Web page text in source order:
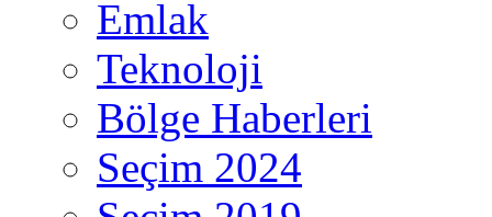
Emlak
Teknoloji
Bölge Haberleri
Seçim 2024